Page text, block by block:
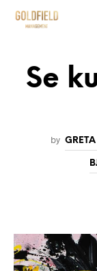
Se
by